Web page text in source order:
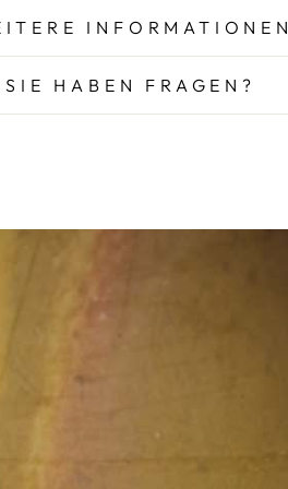
INFORMATIONEN
SIE HABEN FRAGEN?